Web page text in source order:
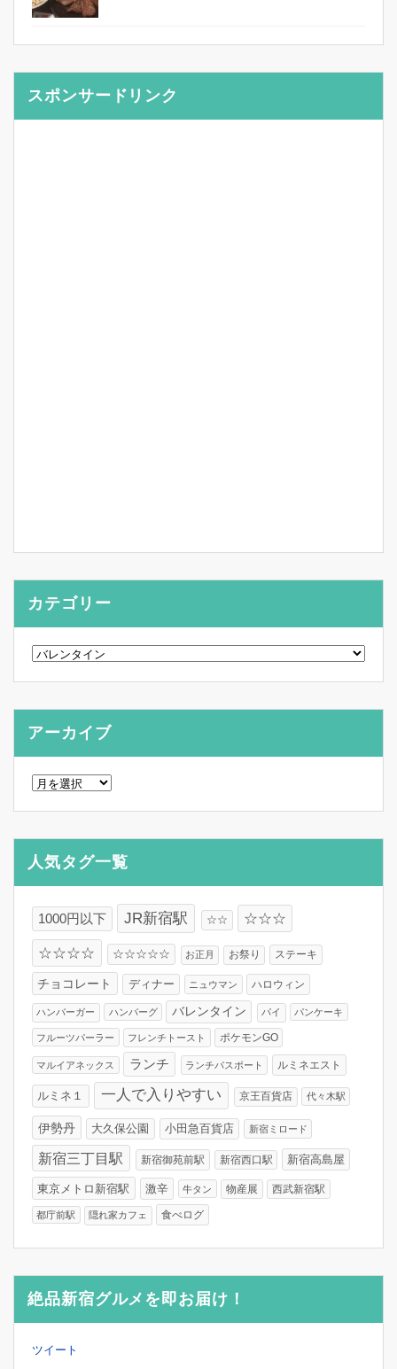
スポンサードリンク
カテゴリー
カ
リ
ー
アーカイブ
ア
イ
ブ
人気タグ一覧
1000円以下 JR新宿駅 ☆☆ ☆☆☆
☆☆☆☆ ☆☆☆☆☆ お正月 お祭り ステーキ
チョコレート ディナー ニュウマン ハロウィン
ハンバーガー ハンバーグ バレンタイン パイ パンケーキ
フルーツパーラー フレンチトースト ポケモンGO
マルイアネックス ランチ ランチパスポート ルミネエスト
ルミネ１ 一人で入りやすい 京王百貨店 代々木駅
伊勢丹 大久保公園 小田急百貨店 新宿ミロード
新宿三丁目駅 新宿御苑前駅 新宿西口駅 新宿高島屋
東京メトロ新宿駅 激辛 牛タン 物産展 西武新宿駅
都庁前駅 隠れ家カフェ 食べログ
絶品新宿グルメを即お届け！
ツイート